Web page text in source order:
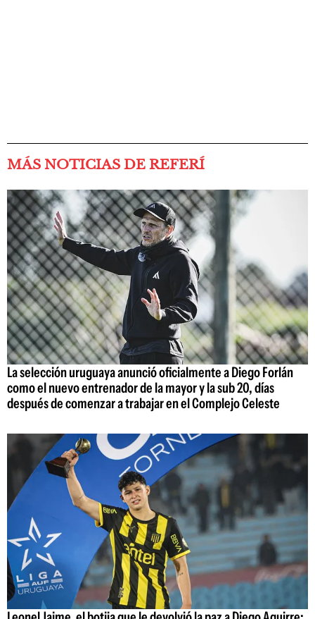
MÁS NOTICIAS DE REFERÍ
La selección uruguaya anunció oficialmente a Diego Forlán
como el nuevo entrenador de la mayor y la sub 20, días
después de comenzar a trabajar en el Complejo Celeste